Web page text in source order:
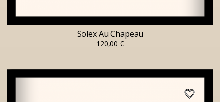
Solex Au Chapeau
120,00 €
favorite_border